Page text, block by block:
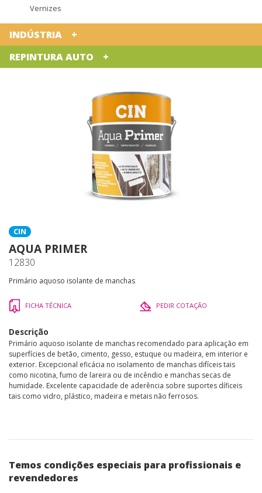
Vernizes
INDÚSTRIA
REPINTURA AUTO
CIN
AQUA PRIMER
12830
Primário aquoso isolante de manchas
FICHA TÉCNICA PEDIR COTAÇÃO
Descrição
Primário aquoso isolante de manchas recomendado para aplicação em
superfícies de betão, cimento, gesso, estuque ou madeira, em interior e
exterior. Excepcional eficácia no isolamento de manchas difíceis tais
como nicotina, fumo de lareira ou de incêndio e manchas secas de
humidade. Excelente capacidade de aderência sobre suportes díficeis
tais como vidro, plástico, madeira e metais não ferrosos.
Temos condições especiais para profissionais e
revendedores